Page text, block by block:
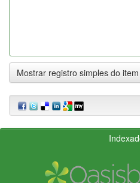
Mostrar registro simples do item